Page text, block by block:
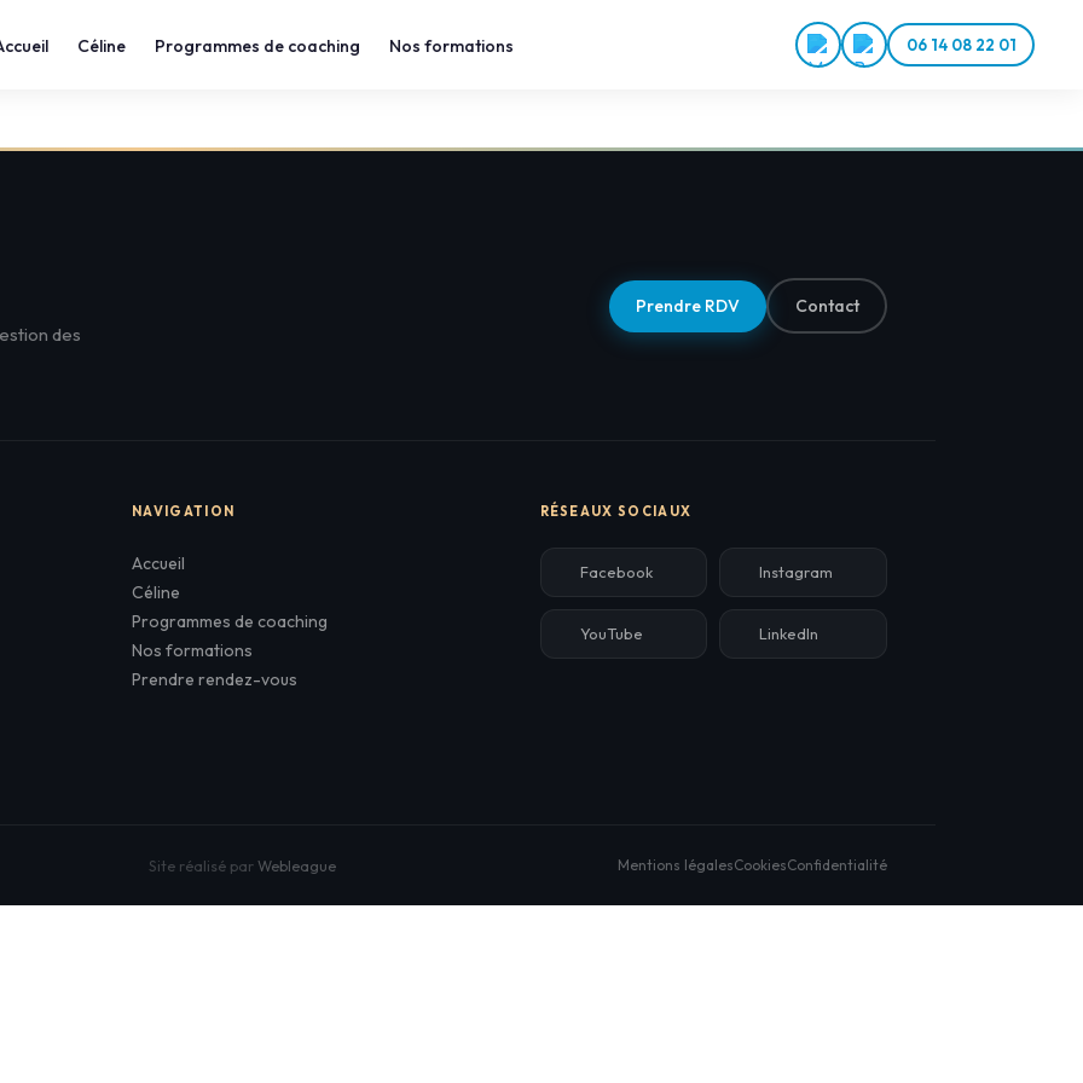
Céline Programmes de coaching Nos formations 06 14 08 22 01
des
Prendre RDV Contact
NAVIGATION
Accueil
Céline
Programmes de coaching
Nos formations
Prendre rendez-vous
RÉSEAUX SOCIAUX
Facebook Instagram
YouTube LinkedIn
Site réalisé parWebleague Mentions légalesCookiesConfidentialité